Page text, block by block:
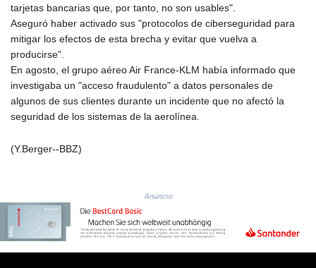
ISK 142.572116
JEP 0.857346
JMD 183.168441
JPY 182.641857
KES 149.279328
KGS 100.875887
KHR
LAK
26041.078389
LBP
tarjetas bancarias que, por tanto, no son usables".
Aseguró haber activado sus "protocolos de ciberseguridad para
mitigar los efectos de esta brecha y evitar que vuelva a
producirse".
En agosto, el grupo aéreo Air France-KLM había informado que
investigaba un "acceso fraudulento" a datos personales de
algunos de sus clientes durante un incidente que no afectó la
seguridad de los sistemas de la aerolínea.
(Y.Berger--BBZ)
Anuncio